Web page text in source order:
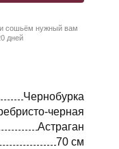
сошьём нужный вам
дней
Чернобурка
черная
Астраган
70 см